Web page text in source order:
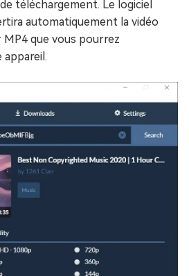
téléchargement. Le logiciel
automatiquement la vidéo
que vous pourrez
appareil.